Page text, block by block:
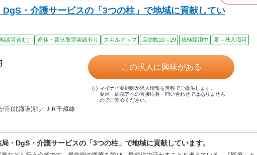
・介護サービスの「3つの柱」で地域に貢献してい
談可含む） 産休・育休取得実績有り スキルアップ 店舗数10～29 積極採用中 夏～秋入職可
丘(北海道)駅／ＪＲ千歳線
この求人に興味がある
マイナビ薬剤師が求人情報を無料でご提供します。
薬局・病院等への直接応募・問い合わせではありません
のでご安心ください。
・DgS・介護サービスの「3つの柱」で地域に貢献しています。